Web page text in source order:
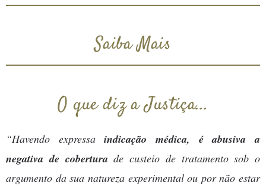
Saiba Mais
O que diz a Justiça...
“Havendo expressaindicação médica, é abusiva a
negativa de cobertura de custeio de tratamento sob o
argumento da sua natureza experimental ou por não estar